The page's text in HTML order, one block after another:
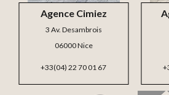
Agence Cimiez
3 Av. Desambrois
06000 Nice
+33(04) 22 70 01 67